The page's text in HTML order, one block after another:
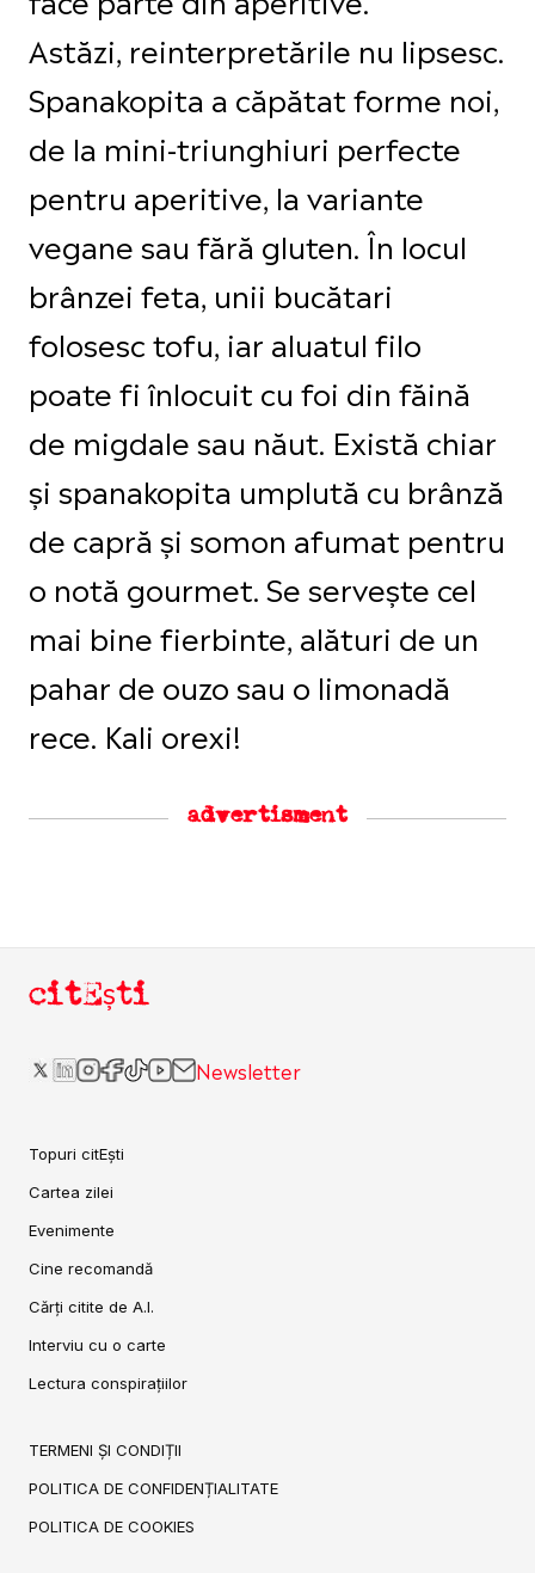
Astăzi, reinterpretările nu lipsesc.
Spanakopita a căpătat forme noi,
de la mini-triunghiuri perfecte
pentru aperitive, la variante
vegane sau fără gluten. În locul
brânzei feta, unii bucătari
folosesc tofu, iar aluatul filo
poate fi înlocuit cu foi din făină
de migdale sau năut. Există chiar
și spanakopita umplută cu brânză
de capră și somon afumat pentru
o notă gourmet. Se servește cel
mai bine fierbinte, alături de un
pahar de ouzo sau o limonadă
rece. Kali orexi!
advertisment
citEști
Newsletter
Topuri citEști
Cartea zilei
Evenimente
Cine recomandă
Cărți citite de A.I.
Interviu cu o carte
Lectura conspirațiilor
TERMENI ȘI CONDIȚII
POLITICA DE CONFIDENȚIALITATE
POLITICA DE COOKIES